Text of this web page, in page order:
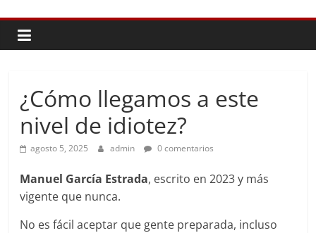
¿Cómo llegamos a este
nivel de idiotez?
agosto 5, 2025 admin 0 comentarios
Manuel García Estrada, escrito en 2023 y más
vigente que nunca.
No es fácil aceptar que gente preparada, incluso